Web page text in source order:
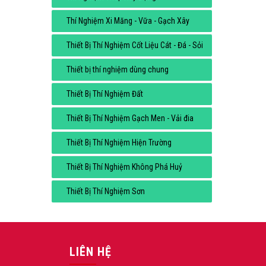
Thí Nghiệm Xi Măng - Vữa - Gạch Xây
Thiết Bị Thí Nghiệm Cốt Liệu Cát - Đá - Sỏi
Thiết bị thí nghiệm dùng chung
Thiết Bị Thí Nghiệm Đất
Thiết Bị Thí Nghiệm Gạch Men - Vải đia
Thiết Bị Thí Nghiệm Hiện Trường
Thiết Bị Thí Nghiệm Không Phá Huỷ
Thiết Bị Thí Nghiệm Sơn
LIÊN HỆ